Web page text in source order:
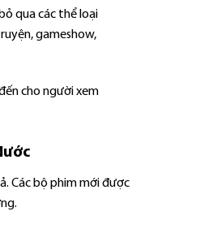
qua các thể loại
gameshow,
cho người xem
Các bộ phim mới được